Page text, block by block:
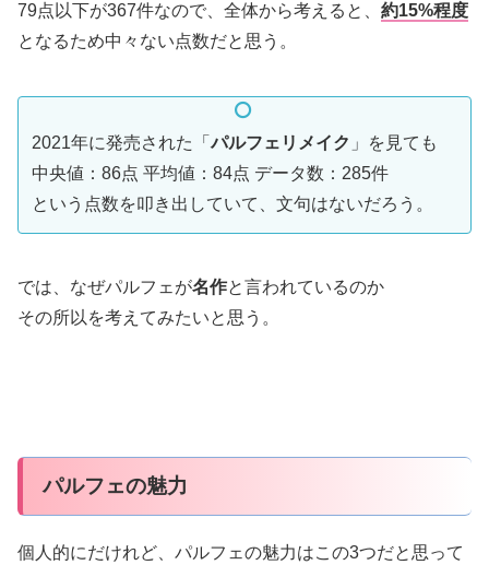
79点以下が367件なので、全体から考えると、 約15%程度
となるため中々ない点数だと思う。
2021年に発売された「パルフェリメイク 」を見ても
中央値：86点 平均値：84点 データ数：285件
という点数を叩き出していて、文句はないだろう。
では、なぜパルフェが名作と言われているのか
その所以を考えてみたいと思う。
パルフェの魅力
個人的にだけれど、パルフェの魅力はこの3つだと思って